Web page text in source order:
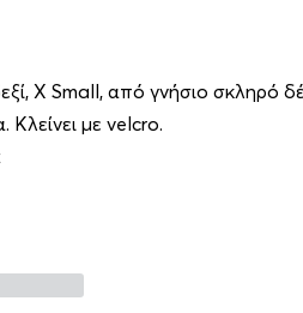
X Small, από γνήσιο σκληρό
με velcro.